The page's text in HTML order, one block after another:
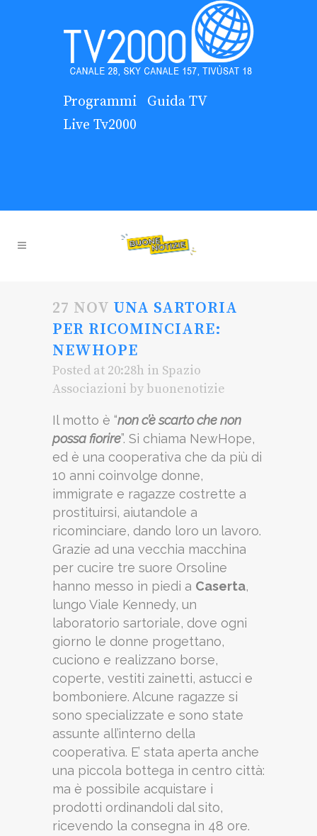
Programmi
Guida TV
Live Tv2000
27 NOV UNA SARTORIA
PER RICOMINCIARE:
NEWHOPE
Posted at 20:28h in Spazio
Associazioni by buonenotizie
Il motto è “non c’è scarto che non
possa fiorire”. Si chiama NewHope,
ed è una cooperativa che da più di
10 anni coinvolge donne,
immigrate e ragazze costrette a
prostituirsi, aiutandole a
ricominciare, dando loro un lavoro.
Grazie ad una vecchia macchina
per cucire tre suore Orsoline
hanno messo in piedi a Caserta,
lungo Viale Kennedy, un
laboratorio sartoriale, dove ogni
giorno le donne progettano,
cuciono e realizzano borse,
coperte, vestiti zainetti, astucci e
bomboniere. Alcune ragazze si
sono specializzate e sono state
assunte all’interno della
cooperativa. E’ stata aperta anche
una piccola bottega in centro città:
ma è possibile acquistare i
prodotti ordinandoli dal sito,
ricevendo la consegna in 48 ore.